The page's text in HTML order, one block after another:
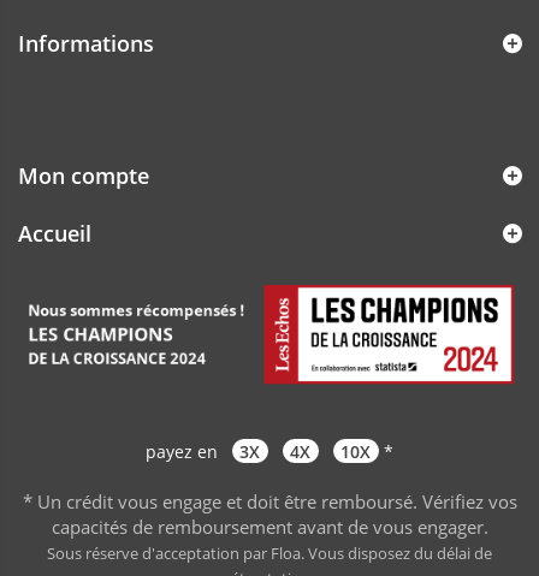
Informations
Mon compte
Accueil
payez en 3X 4X 10X *
* Un crédit vous engage et doit être remboursé. Vérifiez vos
capacités de remboursement avant de vous engager.
Sous réserve d'acceptation par Floa. Vous disposez du délai de